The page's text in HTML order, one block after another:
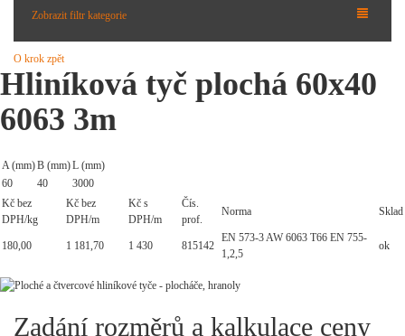
Zobrazit filtr kategorie
O krok zpět
Hliníková tyč plochá 60x40
6063 3m
A (mm)B (mm)L (mm)
60
40
3000
Kč bez
DPH/kg
Kč bez
DPH/m
Kč s
DPH/m
Čís.
prof.
Norma Sklad
180,00 1 181,70 1 430 815142
EN 573-3 AW 6063 T66 EN 755-
1,2,5
ok
Zadání rozměrů a kalkulace ceny